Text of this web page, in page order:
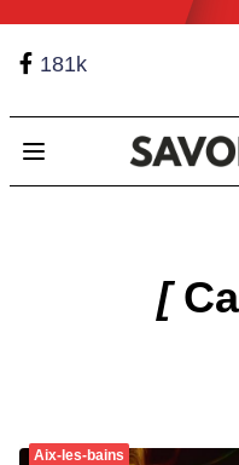
181k
Open main menu
[
Aix-les-bains